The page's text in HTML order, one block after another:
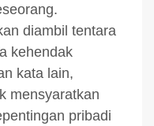
diambil tentara
kehendak
kata lain,
mensyaratkan
pribadi